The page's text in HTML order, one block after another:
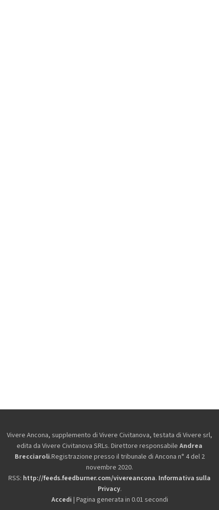
Vivere Ancona, supplemento di Vivere Civitanova, testata di Vivere srl,
edita da Vivere Civitanova SRLs. Direttore responsabile Andrea
Brecciaroli.Registrazione presso il tribunale di Ancona n° 4 del 2
novembre 2020.
RSS: http://feeds.feedburner.com/vivereancona. Informativa sulla
Privacy.
Accedi | Pagina generata in 0.01 secondi